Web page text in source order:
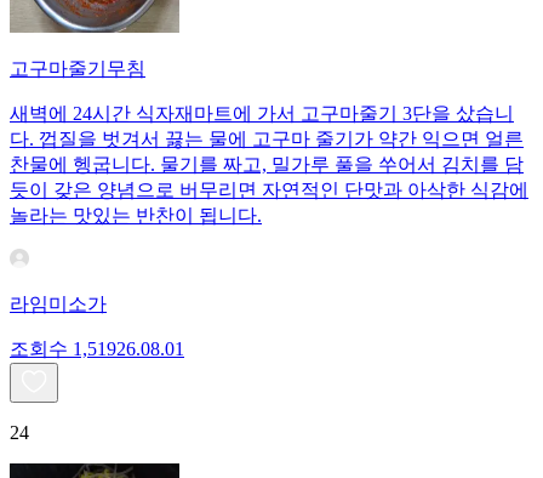
고구마줄기무침
새벽에 24시간 식자재마트에 가서 고구마줄기 3단을 샀습니
다. 껍질을 벗겨서 끓는 물에 고구마 줄기가 약간 익으면 얼른
찬물에 헹굽니다. 물기를 짜고, 밀가루 풀을 쑤어서 김치를 담
듯이 갖은 양념으로 버무리면 자연적인 단맛과 아삭한 식감에
놀라는 맛있는 반찬이 됩니다.
라임미소가
조회수 1,51926.08.01
24